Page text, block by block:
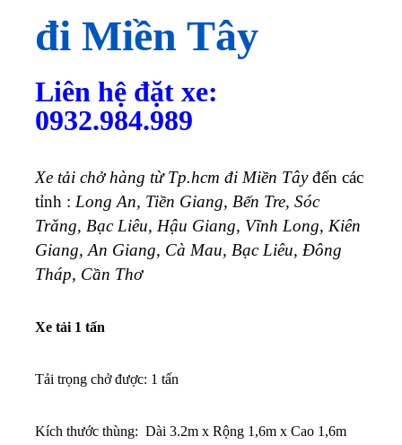
đi Miền Tây
Liên hệ đặt xe:
0932.984.989
Xe tải chở hàng từ Tp.hcm đi Miền Tâyđến các
tỉnh : Long An, Tiền Giang, Bến Tre, Sóc
Trăng, Bạc Liêu, Hậu Giang, Vĩnh Long, Kiên
Giang, An Giang, Cà Mau, Bạc Liêu, Đông
Tháp, Cần Thơ
Xe tải 1 tấn
Tải trọng chở được: 1 tấn
Kích thước thùng: Dài 3.2m x Rộng 1,6m x Cao 1,6m